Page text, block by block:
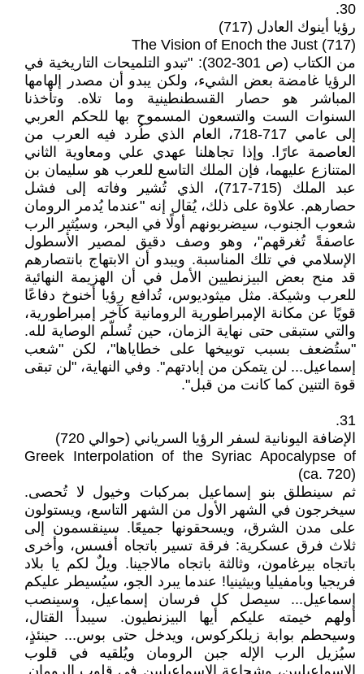
30.
رؤيا أينوك العادل (717)
The Vision of Enoch the Just (717)
من الكتاب (ص 301-302): "تبدو التلميحات التاريخية في
الرؤيا غامضة بعض الشيء، ولكن يبدو أن مصدر إلهامها
المباشر هو حصار القسطنطينية وما تلاه. وتأخذنا
السنوات الست والتسعون المسموح بها للحكم العربي
إلى عامي 717-718، العام الذي طُرد فيه العرب من
العاصمة عارًا. وإذا تجاهلنا عهدي علي ومعاوية الثاني
المتنازع عليهما، فإن الملك التاسع للعرب هو سليمان بن
عبد الملك (715-717)، الذي تُشير وفاته إلى فشل
حصارهم. علاوة على ذلك، يُقال إنه "عندما يُدمر الرومان
شعوب الجنوب، سيضربونهم أولًا في البحر، وسيُثير الرب
عاصفةً تُغرقهم"، وهو وصف دقيق لمصير الأسطول
الإسلامي في تلك المناسبة. ويبدو أن الابتهاج بانتصارهم
قد منح بعض البيزنطيين الأمل في أن الهزيمة النهائية
للعرب وشيكة. مثل ميثوديوس، تُدافع رؤيا أخنوخ دفاعًا
قويًا عن مكانة الإمبراطورية الرومانية كآخر إمبراطورية،
والتي ستبقى حتى نهاية الزمان، حين تُسلّم الوصاية لله.
"ستُضعف بسبب توبيخها على خطاياها"، لكن "شعب
إسماعيل... لن يتمكن من إبادتهم". وفي النهاية، "لن تبقى
قوة التنين كما كانت من قبل".
31.
الإضافة اليونانية لسفر الرؤيا السرياني (حوالي 720)
Greek Interpolation of the Syriac Apocalypse of
(ca. 720)
ثم سينطلق بنو إسماعيل بمركبات وخيول لا تُحصى.
سيخرجون في الشهر الأول من الشهر التاسع، ويستولون
على مدن الشرق، ويسحقونها جميعًا. سينقسمون إلى
ثلاث فرق عسكرية: فرقة تسير باتجاه أفسس، وأخرى
باتجاه بيرغامون، وثالثة باتجاه مالاجينا. ويلٌ لكم يا بلاد
فريجيا وبامفيليا وبيثينيا! عندما يبرد الجو، سيُسيطر عليكم
إسماعيل... سيصل كل فرسان إسماعيل، وسينصب
أولهم خيمته عليكم أيها البيزنطيون. سيبدأ القتال،
وسيحطم بوابة زيلكركوس، ويدخل حتى بوس... حينئذٍ،
سيُزيل الرب الإله جبن الرومان ويُلقيه في قلوب